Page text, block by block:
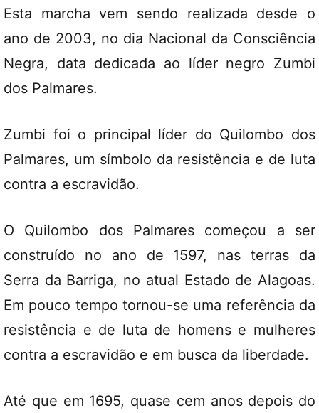
Esta marcha vem sendo realizada desde o
ano de 2003, no dia Nacional da Consciência
Negra, data dedicada ao líder negro Zumbi
dos Palmares.
Zumbi foi o principal líder do Quilombo dos
Palmares, um símbolo da resistência e de luta
contra a escravidão.
O Quilombo dos Palmares começou a ser
construído no ano de 1597, nas terras da
Serra da Barriga, no atual Estado de Alagoas.
Em pouco tempo tornou-se uma referência da
resistência e de luta de homens e mulheres
contra a escravidão e em busca da liberdade.
Até que em 1695, quase cem anos depois do